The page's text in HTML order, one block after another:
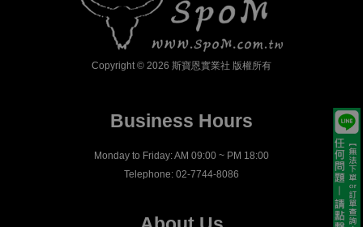
Copyright © 2026 斯寶恩實業社 版權所有
Business Hours
Monday to Friday: AM 09:00 ~ PM 18:00
Telephone: 02-7744-8086